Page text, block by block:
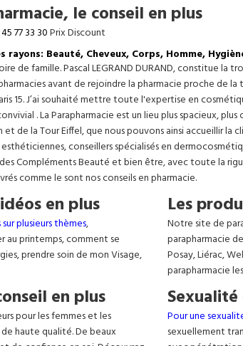
le conseil en plus
77 33 30Prix Discount
Beauté, Cheveux, Corps, Homme,
de famille. Pascal LEGRAND DURAND, constitue
avant de rejoindre la pharmacie proche de la
15. J’ai souhaité mettre toute l'expertise en
. La Parapharmacie est un lieu plus spacieux,
de la Tour Eiffel, que nous pouvons ainsi accueillir
conseillers spécialisés en
Compléments Beauté et bien être, avec toute la
comme le sont nos conseils en pharmacie.
en plus
plusieurs thèmes,
printemps, comment se
prendre soin de mon Visage,
Les
Notre site de
parapharmacie
Posay, Liérac,
parapharmacie
en plus
pour les femmes et les
haute qualité. De beaux
Pour une
sexuellement